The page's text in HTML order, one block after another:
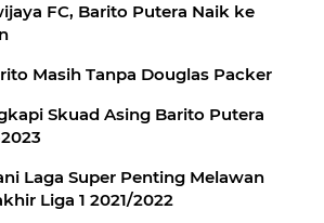
FC, Barito Putera Naik ke
Masih Tanpa Douglas Packer
Skuad Asing Barito Putera
Laga Super Penting Melawan
Liga 1 2021/2022